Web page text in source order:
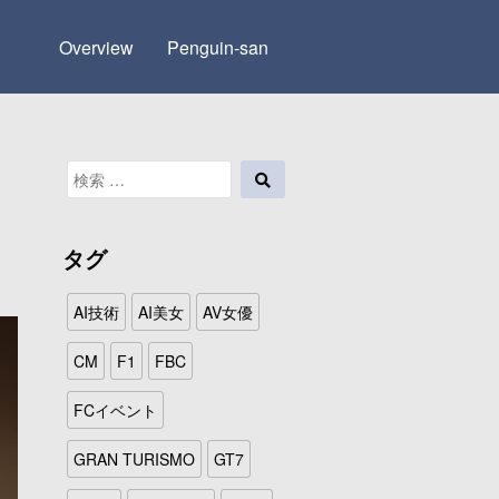
Overview Penguin-san
検
索
索
タグ
AI技術 AI美女 AV女優
CM F1 FBC
FCイベント
GRAN TURISMO GT7